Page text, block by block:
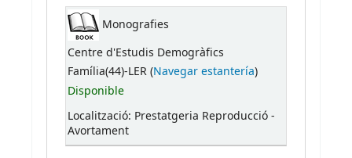
Monografies
Centre d'Estudis Demogràfics
Família(44)-LER (Navegar estantería)
Disponible
Localització: Prestatgeria Reproducció -
Avortament